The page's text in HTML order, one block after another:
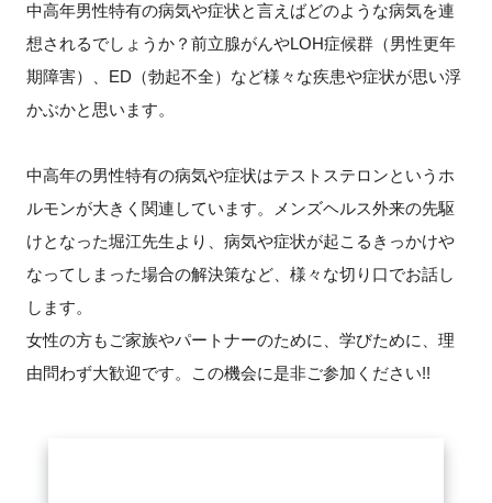
イベント
プログラム
ニュース・掲示板
LINK-Jを知る
特別会員
中高年男性特有の病気や症状と言えばどのような病気を連
想されるでしょうか？前立腺がんやLOH症候群（男性更年
期障害）、ED（勃起不全）など様々な疾患や症状が思い浮
かぶかと思います。
中高年の男性特有の病気や症状はテストステロンというホ
ルモンが大きく関連しています。メンズヘルス外来の先駆
けとなった堀江先生より、病気や症状が起こるきっかけや
なってしまった場合の解決策など、様々な切り口でお話し
します。
女性の方もご家族やパートナーのために、学びために、理
由問わず大歓迎です。この機会に是非ご参加ください!!